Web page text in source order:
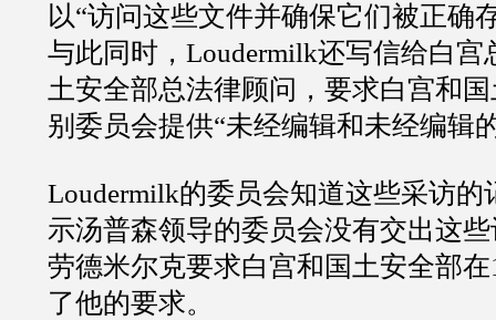
以“访问这些文件并确保它们被正确
与此同时，Loudermilk还写信给白宫
土安全部总法律顾问，要求白宫和
别委员会提供“未经编辑和未经编辑
Loudermilk的委员会知道这些采访的
示汤普森领导的委员会没有交出这
劳德米尔克要求白宫和国土安全部
了他的要求。